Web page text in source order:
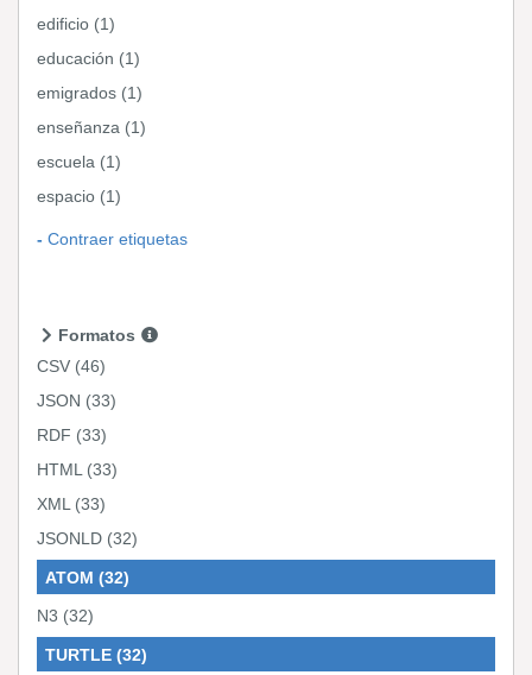
edificio (1)
educación (1)
emigrados (1)
enseñanza (1)
escuela (1)
espacio (1)
Contraer etiquetas
Formatos
CSV (46)
JSON (33)
RDF (33)
HTML (33)
XML (33)
JSONLD (32)
ATOM (32)
N3 (32)
TURTLE (32)